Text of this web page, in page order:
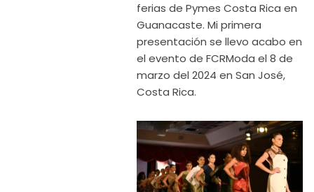
ferias de Pymes Costa Rica en
Guanacaste. Mi primera
presentación se llevo acabo en
el evento de FCRModa el 8 de
marzo del 2024 en San José,
Costa Rica.